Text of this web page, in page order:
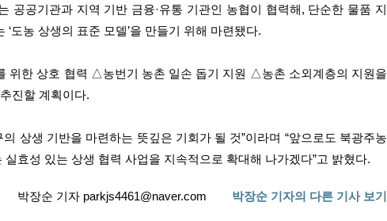
공공기관과 지역 기반 금융·유통 기관인 농협이 협력해, 단순한 물품 지
도농 상생의 표준 모델’을 만들기 위해 마련됐다.
위한 상호 협력 △농번기 농촌 일손 돕기 지원 △농촌 소외계층의 지원을
진할 계획이다.
상생 기반을 마련하는 뜻깊은 기회가 될 것”이라며 “앞으로도 북광주농
효성 있는 상생 협력 사업을 지속적으로 확대해 나가겠다”고 밝혔다.
박장순 기자 parkjs4461@naver.com 박장순 기자의 다른 기사 보기